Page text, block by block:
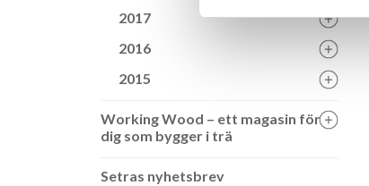
2017
2016
2015
Working Wood – ett magasin för
dig som bygger i trä
Setras nyhetsbrev